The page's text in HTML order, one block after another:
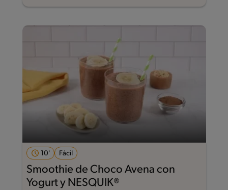
10' Fácil
Smoothie de Choco Avena con
Yogurt y NESQUIK®